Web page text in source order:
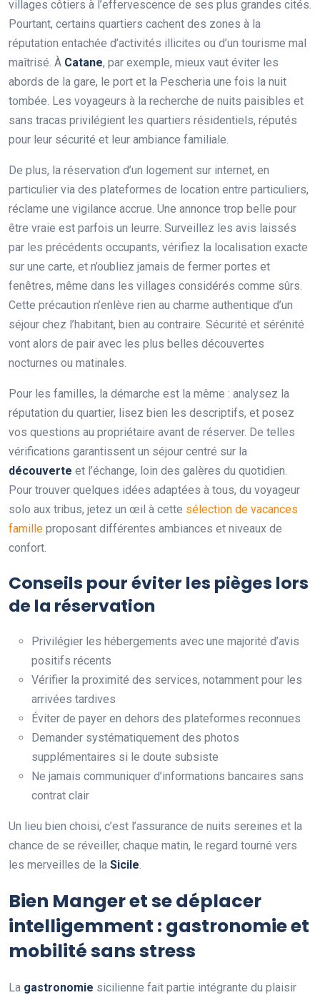
villages côtiers à l’effervescence de ses plus grandes cités.
Pourtant, certains quartiers cachent des zones à la
réputation entachée d’activités illicites ou d’un tourisme mal
maîtrisé. À Catane, par exemple, mieux vaut éviter les
abords de la gare, le port et la Pescheria une fois la nuit
tombée. Les voyageurs à la recherche de nuits paisibles et
sans tracas privilégient les quartiers résidentiels, réputés
pour leur sécurité et leur ambiance familiale.
De plus, la réservation d’un logement sur internet, en
particulier via des plateformes de location entre particuliers,
réclame une vigilance accrue. Une annonce trop belle pour
être vraie est parfois un leurre. Surveillez les avis laissés
par les précédents occupants, vérifiez la localisation exacte
sur une carte, et n’oubliez jamais de fermer portes et
fenêtres, même dans les villages considérés comme sûrs.
Cette précaution n’enlève rien au charme authentique d’un
séjour chez l’habitant, bien au contraire. Sécurité et sérénité
vont alors de pair avec les plus belles découvertes
nocturnes ou matinales.
Pour les familles, la démarche est la même : analysez la
réputation du quartier, lisez bien les descriptifs, et posez
vos questions au propriétaire avant de réserver. De telles
vérifications garantissent un séjour centré sur la
découverte et l’échange, loin des galères du quotidien.
Pour trouver quelques idées adaptées à tous, du voyageur
solo aux tribus, jetez un œil à cette sélection de vacances
famille proposant différentes ambiances et niveaux de
confort.
Conseils pour éviter les pièges lors
de la réservation
Privilégier les hébergements avec une majorité d’avis
positifs récents
Vérifier la proximité des services, notamment pour les
arrivées tardives
Éviter de payer en dehors des plateformes reconnues
Demander systématiquement des photos
supplémentaires si le doute subsiste
Ne jamais communiquer d’informations bancaires sans
contrat clair
Un lieu bien choisi, c’est l’assurance de nuits sereines et la
chance de se réveiller, chaque matin, le regard tourné vers
les merveilles de la Sicile
Bien Manger et se déplacer
intelligemment : gastronomie et
mobilité sans stress
La gastronomie sicilienne fait partie intégrante du plaisir